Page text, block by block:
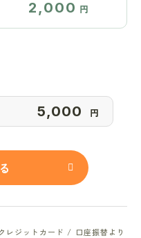
2,000 円
円
レジットカード / 口座振替より